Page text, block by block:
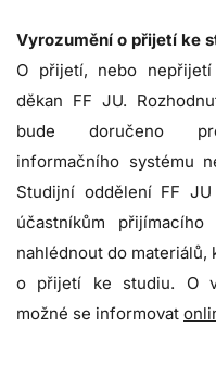
Vyrozumění o přijetí ke
O přijetí, nebo
děkan FF JU.
bude doručeno
informačního systému
Studijní oddělení FF
účastníkům
nahlédnout do
o přijetí ke studiu. O
možné se informovat